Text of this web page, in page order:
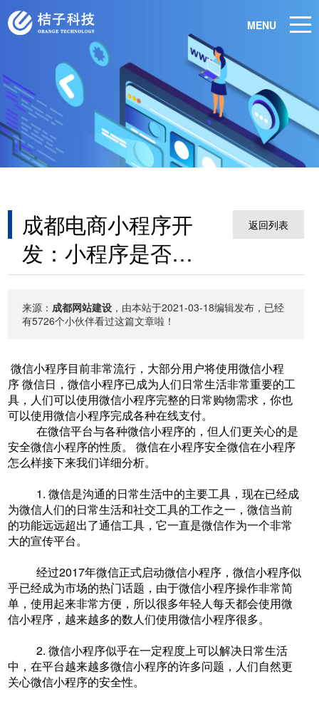
MENU
成都电商小程序开
发：小程序是否具
有保护我们隐私的
能力
返回列表
来源：成都网站建设 ，由本站于2021-03-18编辑发布，已经
有5726个小伙伴看过这篇文章啦！
微信小程序目前非常流行，大部分用户将使用微信小程
序 微信日，微信小程序已成为人们日常生活非常重要的工
具，人们可以使用微信小程序完整的日常购物需求，你也
可以使用微信小程序完成各种在线支付。
在微信平台与各种微信小程序的，但人们更关心的是
安全微信小程序的性质。 微信在小程序安全微信在小程序
怎么样接下来我们详细分析。
1. 微信是沟通的日常生活中的主要工具，现在已经成
为微信人们的日常生活和社交工具的工作之一，微信当前
的功能远远超出了通信工具，它一直是微信作为一个非常
大的宣传平台。
经过2017年微信正式启动微信小程序，微信小程序似
乎已经成为市场的热门话题，由于微信小程序操作非常简
单，使用起来非常方便，所以很多年轻人每天都会使用微
信小程序，越来越多的数人们使用微信小程序很多。
2. 微信小程序似乎在一定程度上可以解决日常生活
中，在平台越来越多微信小程序的许多问题，人们自然更
关心微信小程序的安全性。